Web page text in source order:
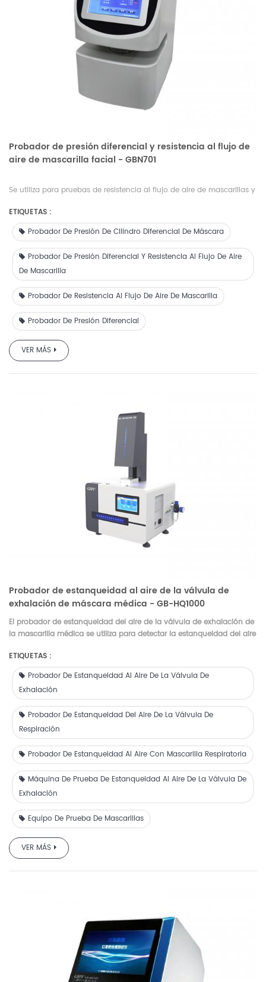
Probador de presión diferencial y resistencia al flujo de
aire de mascarilla facial - GBN701
Se utiliza para pruebas de resistencia al flujo de aire de mascarillas y
puede usar para verificar la presión diferencial del intercambiador de
gases de materiales textiles.
ETIQUETAS :
Probador De Presión De Cilindro Diferencial De Máscara
Probador De Presión Diferencial Y Resistencia Al Flujo De Aire
De Mascarilla
Probador De Resistencia Al Flujo De Aire De Mascarilla
Probador De Presión Diferencial
VER MÁS
Probador de estanqueidad al aire de la válvula de
exhalación de máscara médica - GB-HQ1000
El probador de estanqueidad del aire de la válvula de exhalación de
la mascarilla médica se utiliza para detectar la estanqueidad del aire
de prueba de mascarillas para mascarillas quirúrgicas, mascarillas
N95 y tela fundida. Probador BFE, Probador PFE, Probador N95,
Probador de tela fundida
ETIQUETAS :
Probador De Estanqueidad Al Aire De La Válvula De
Exhalación
Probador De Estanqueidad Del Aire De La Válvula De
Respiración
Probador De Estanqueidad Al Aire Con Mascarilla Respiratoria
Máquina De Prueba De Estanqueidad Al Aire De La Válvula De
Exhalación
Equipo De Prueba De Mascarillas
VER MÁS